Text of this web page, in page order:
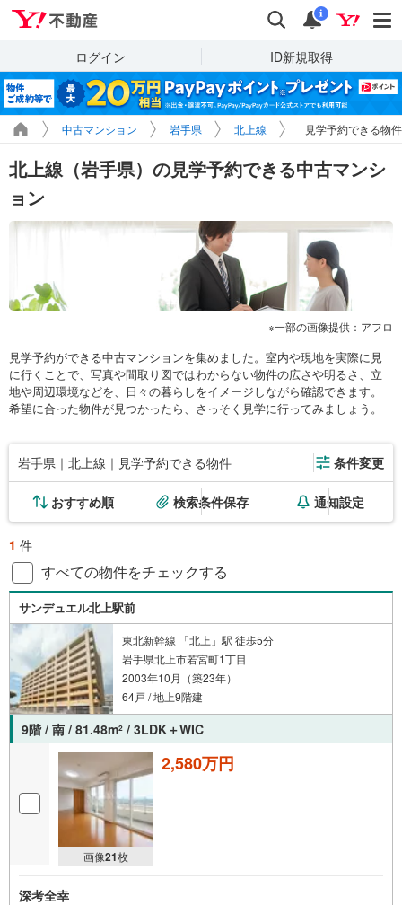
検索 通知
i
ログイン ID新規取得
中古マンション 岩手県 北上線 見学予約できる物
北上線（岩手県）の見学予約できる中古マンシ
ョン
一部の画像提供：アフロ
見学予約ができる中古マンションを集めました。室内や現地を実際に見
に行くことで、写真や間取り図ではわからない物件の広さや明るさ、立
地や周辺環境などを、日々の暮らしをイメージしながら確認できます。
希望に合った物件が見つかったら、さっそく見学に行ってみましょう。
岩手県｜北上線｜見学予約できる物件 条件変更
おすすめ順 検索条件保存 通知設定
1 件
すべての物件をチェックする
サンデュエル北上駅前
東北新幹線 「北上」駅 徒歩5分
岩手県北上市若宮町1丁目
2003年10月（築23年）
64戸 / 地上9階建
9階 / 南 / 81.48m2 / 3LDK＋WIC
画像21枚
2,580万円
深考全幸